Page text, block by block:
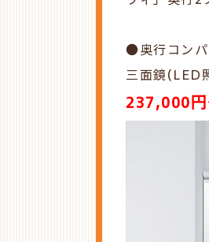
●奥行コン
三面鏡(LED
237,000